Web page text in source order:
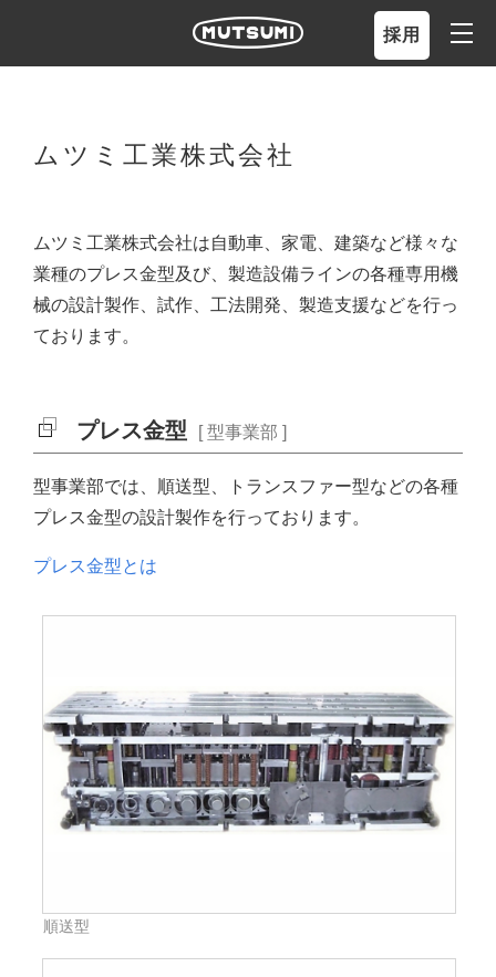
ムツミ工業株式会社
ムツミ工業株式会社は自動車、家電、建築など様々な
業種のプレス金型及び、製造設備ラインの各種専用機
械の設計製作、試作、工法開発、製造支援などを行っ
ております。
プレス金型 [ 型事業部 ]
型事業部では、順送型、トランスファー型などの各種
プレス金型の設計製作を行っております。
プレス金型とは
順送型
採用